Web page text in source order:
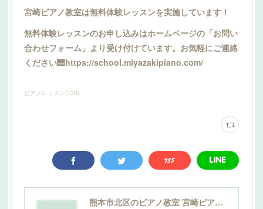
宮崎ピアノ教室は無料体験レッスンを実施しています！
無料体験レッスンのお申し込みはホームページの「お問い
合わせフォーム」より受け付けています。お気軽にご連絡
ください🎹https://school.miyazakipiano.com/
ピアノレッスン(130)
熊本市北区のピアノ教室 宮崎ピアノ教室